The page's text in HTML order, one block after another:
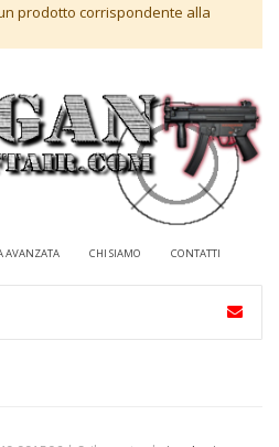
prodotto corrispondente alla
AVANZATA CHI SIAMO CONTATTI